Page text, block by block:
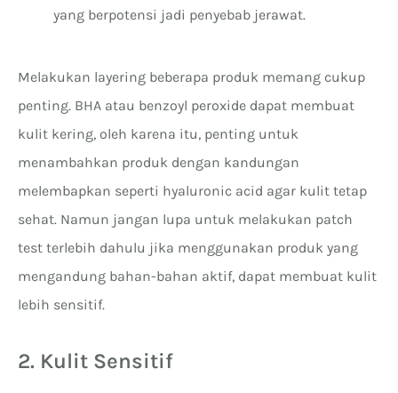
yang berpotensi jadi penyebab jerawat.
Melakukan layering beberapa produk memang cukup
penting. BHA atau benzoyl peroxide dapat membuat
kulit kering, oleh karena itu, penting untuk
menambahkan produk dengan kandungan
melembapkan seperti hyaluronic acid agar kulit tetap
sehat. Namun jangan lupa untuk melakukan patch
test terlebih dahulu jika menggunakan produk yang
mengandung bahan-bahan aktif, dapat membuat kulit
lebih sensitif.
2. Kulit Sensitif